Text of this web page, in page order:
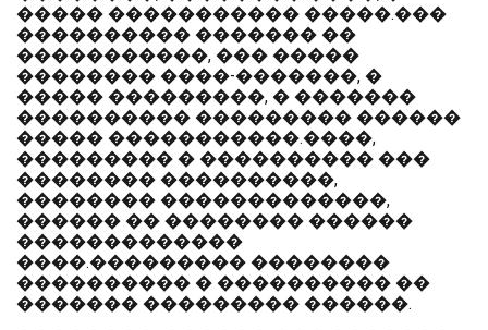
����� ����������� �����.���
���������� ������� ��
�����������, ��� �����
�������� ����-�������, �
����� ���������, � �������
���������� ��������� ������
����� �����������.����,
��������� � ���������� ���
�������� ����������,
�������� �������������,
������ �� �������� ������
�������������
����.��������� ��������
���������� � ���������� ��
������� ��������� ������.